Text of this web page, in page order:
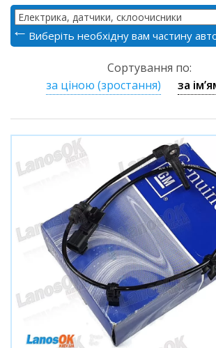
Виберіть необхідну вам частину
Сортування по:
за ціною (зростання)
за